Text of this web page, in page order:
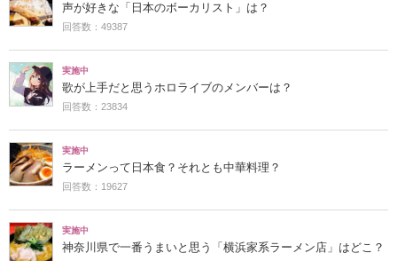
声が好きな「日本のボーカリスト」は？
回答数：49387
実施中
歌が上手だと思うホロライブのメンバーは？
回答数：23834
実施中
ラーメンって日本食？それとも中華料理？
回答数：19627
実施中
神奈川県で一番うまいと思う「横浜家系ラーメン店」はどこ？